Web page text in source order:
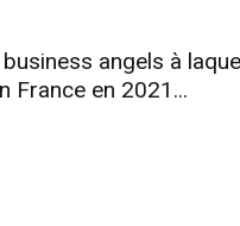
angels à
France en 2021...